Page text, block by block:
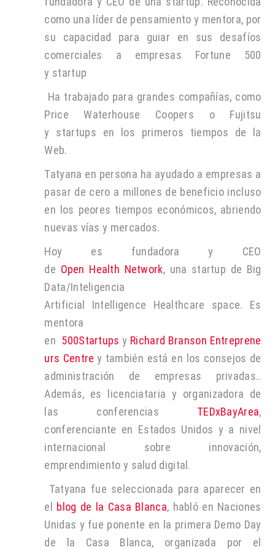
como una líder de pensamiento y mentora, por
su capacidad para guiar en sus desafíos
comerciales a empresas Fortune 500
y startup
Ha trabajado para grandes compañías, como
Price Waterhouse Coopers o Fujitsu
y startups en los primeros tiempos de la
Web.
Tatyana en persona ha ayudado a empresas a
pasar de cero a millones de beneficio incluso
en los peores tiempos económicos, abriendo
nuevas vías y mercados.
Hoy es fundadora y CEO
de Open Health Network, una startup de Big
Data/Inteligencia
Artificial Intelligence Healthcare space. Es
mentora
en 500Startups y Richard Branson Entreprene
urs Centre y también está en los consejos de
administración de empresas privadas..
Además, es licenciataria y organizadora de
las conferencias TEDxBayArea,
conferenciante en Estados Unidos y a nivel
internacional sobre innovación,
emprendimiento y salud digital.
Tatyana fue seleccionada para aparecer en
el blog de la Casa Blanca, habló en Naciones
Unidas y fue ponente en la primera Demo Day
de la Casa Blanca, organizada por el